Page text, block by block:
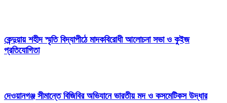
কেন্দুয়ায় শহীদ স্মৃতি বিদ্যাপীঠে মাদকবিরোধী আলোচনা সভা ও কুইজ
প্রতিযোগিতা
দেওয়ানগঞ্জ সীমান্তে বিজিবির অভিযানে ভারতীয় মদ ও কসমেটিকস উদ্ধার